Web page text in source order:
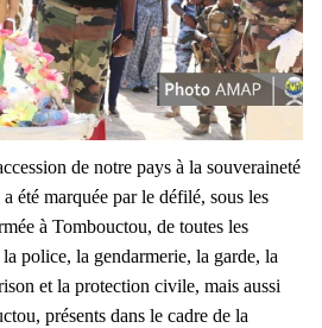
de notre pays à la souveraineté
été marquée par le défilé, sous les
à Tombouctou, de toutes les
police, la gendarmerie, la garde, la
et la protection civile, mais aussi
présents dans le cadre de la